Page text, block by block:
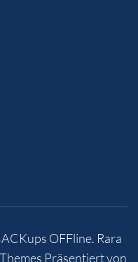
OFFline. Rara
Präsentiert von